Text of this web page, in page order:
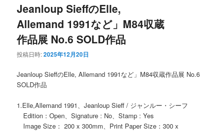
Jeanloup SieffのElle,
Allemand 1991など」M84収蔵
作品展 No.6 SOLD作品
投稿日時:2025年12月20日
Jeanloup SieffのElle, Allemand 1991など」M84収蔵作品展 No.6
SOLD作品
1.Elle,Allemand 1991、Jeanloup Sieff / ジャンルー・シーフ
Edition：Open、Signature : No、Stamp : Yes
Image Size： 200 x 300mm、Print Paper Size：300 x